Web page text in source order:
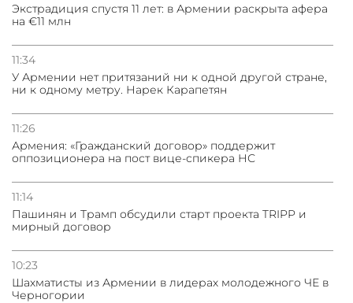
Экстрадиция спустя 11 лет: в Армении раскрыта афера
на €11 млн
11:34
У Армении нет притязаний ни к одной другой стране,
ни к одному метру. Нарек Карапетян
11:26
Армения: «Гражданский договор» поддержит
оппозиционера на пост вице-спикера НС
11:14
Пашинян и Трамп обсудили старт проекта TRIPP и
мирный договор
10:23
Шахматисты из Армении в лидерах молодежного ЧЕ в
Черногории